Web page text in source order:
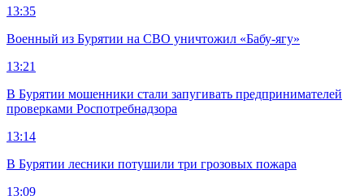
13:35
Военный из Бурятии на СВО уничтожил «Бабу-ягу»
13:21
В Бурятии мошенники стали запугивать предпринимателей
проверками Роспотребнадзора
13:14
В Бурятии лесники потушили три грозовых пожара
13:09